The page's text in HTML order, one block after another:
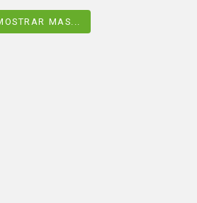
MAS...